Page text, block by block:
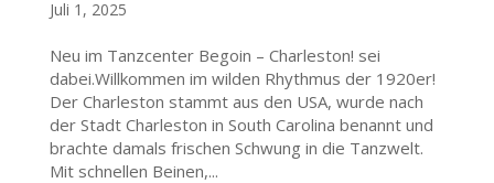
Juli 1, 2025
Neu im Tanzcenter Begoin – Charleston! sei
dabei.Willkommen im wilden Rhythmus der 1920er!
Der Charleston stammt aus den USA, wurde nach
der Stadt Charleston in South Carolina benannt und
brachte damals frischen Schwung in die Tanzwelt.
Mit schnellen Beinen,...